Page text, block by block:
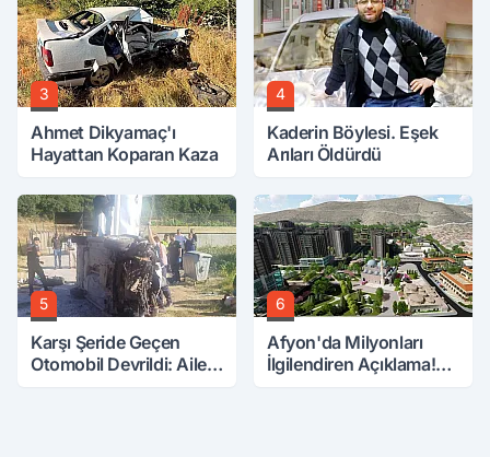
3
Ahmet Dikyamaç'ı
Hayattan Koparan Kaza
4
Kaderin Böylesi. Eşek
Arıları Öldürdü
5
Karşı Şeride Geçen
Otomobil Devrildi: Aile
6
Afyon'da Milyonları
İlgilendiren Açıklama!